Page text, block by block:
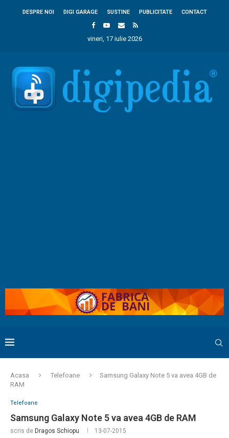
DESPRE NOI DIGI GARAGE SUSTINE PUBLICITATE CONTACT
vineri, 17 iulie 2026
Acasa Telefoane
Samsung Galaxy Note 5 va avea 4GB de
RAM
Telefoane
Samsung Galaxy Note 5 va avea 4GB de RAM
scris de Dragos Schiopu 13-07-2015